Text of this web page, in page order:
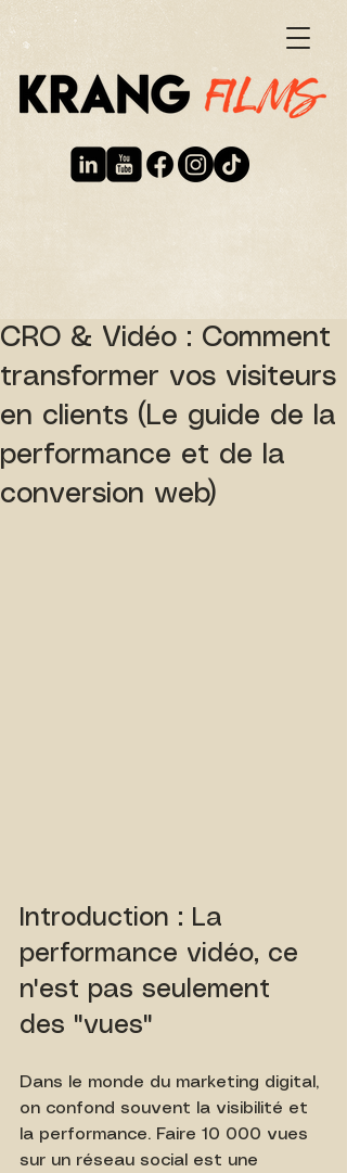
CRO & Vidéo : Comment
transformer vos visiteurs
en clients (Le guide de la
performance et de la
conversion web)
Introduction : La
performance vidéo, ce
n'est pas seulement
des "vues"
Dans le monde du marketing digital,
on confond souvent la visibilité et
la performance. Faire 10 000 vues
sur un réseau social est une